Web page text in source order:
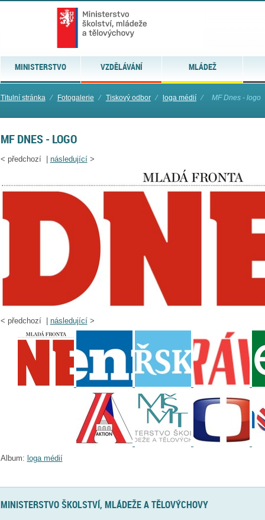
MINISTERSTVO VZDĚLÁVÁNÍ MLÁDEŽ
Titulní stránka ⁄ Fotogalerie ⁄ Tiskový odbor ⁄ loga médií ⁄ MF Dnes - logo
MF DNES - LOGO
< předchozí | následující>
< předchozí | následující>
Album: loga médií
MINISTERSTVO ŠKOLSTVÍ, MLÁDEŽE A TĚLOVÝCHOVY